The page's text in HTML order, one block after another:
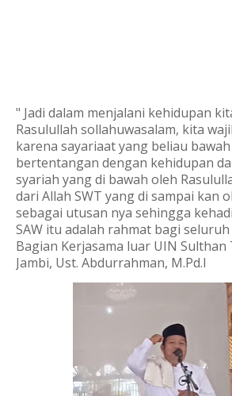
" Jadi dalam menjalani kehidupan
Rasulullah sollahuwasalam, kita
karena sayariaat yang beliau
bertentangan dengan kehidupan
syariah yang di bawah oleh
dari Allah SWT yang di sampai kan
sebagai utusan nya sehingga
SAW itu adalah rahmat bagi seluruh
Bagian Kerjasama luar UIN Sulthan
Jambi, Ust. Abdurrahman, M.Pd.I